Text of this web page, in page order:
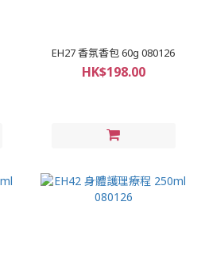
EH27 香氛香包 60g 080126
HK$198.00